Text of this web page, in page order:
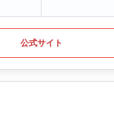
公式サイト